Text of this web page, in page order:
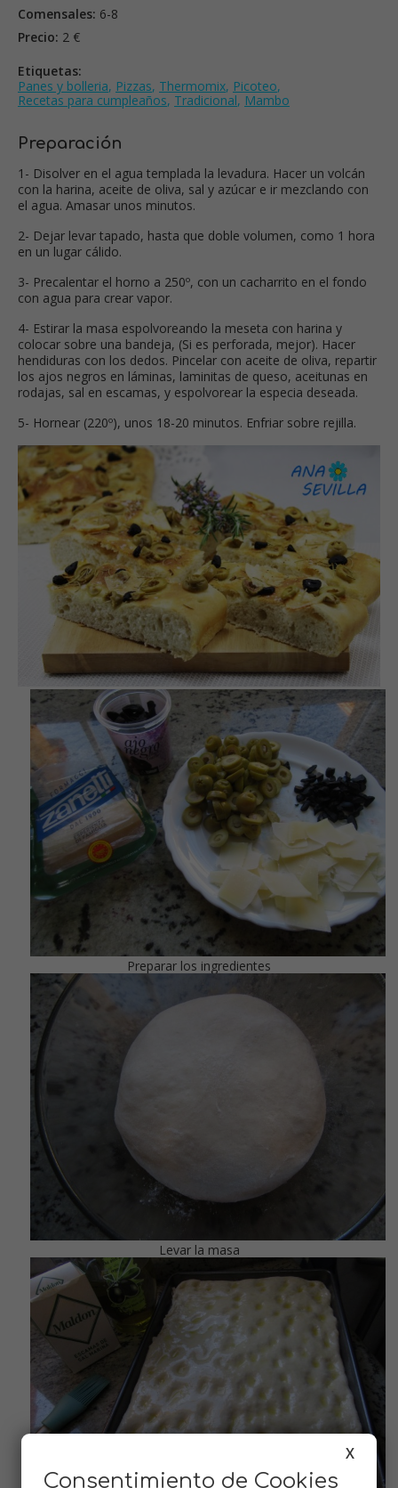
Comensales: 6-8
Precio: 2 €
Etiquetas:
Panes y bolleria, Pizzas, Thermomix, Picoteo,
Recetas para cumpleaños, Tradicional, Mambo
Preparación
1- Disolver en el agua templada la levadura. Hacer un volcán
con la harina, aceite de oliva, sal y azúcar e ir mezclando con
el agua. Amasar unos minutos.
2- Dejar levar tapado, hasta que doble volumen, como 1 hora
en un lugar cálido.
3- Precalentar el horno a 250º, con un cacharrito en el fondo
con agua para crear vapor.
4- Estirar la masa espolvoreando la meseta con harina y
colocar sobre una bandeja, (Si es perforada, mejor). Hacer
hendiduras con los dedos. Pincelar con aceite de oliva, repartir
los ajos negros en láminas, laminitas de queso, aceitunas en
rodajas, sal en escamas, y espolvorear la especia deseada.
5- Hornear (220º), unos 18-20 minutos. Enfriar sobre rejilla.
Preparar los ingredientes
Levar la masa
X
Consentimiento de Cookies